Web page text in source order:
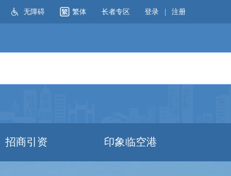
无障碍 繁体 长者专区 登录 注册
招商引资 印象临空港